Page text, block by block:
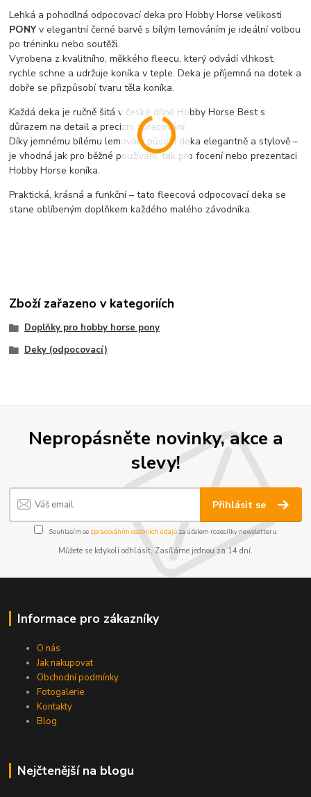
Lehká a pohodlná odpocovací deka pro Hobby Horse velikosti
PONYv elegantní černé barvě s bílým lemováním je ideální volbou
po tréninku nebo soutěži.
Vyrobena z kvalitního, měkkého fleecu, který odvádí vlhkost,
rychle schne a udržuje koníka v teple. Deka je příjemná na dotek a
dobře se přizpůsobí tvaru těla koníka.
Každá deka je ručně šitá v české dílně Hobby Horse Best s
důrazem na detail a precizní zpracování.
Díky jemnému bílému lemování působí deka elegantně a stylově –
je vhodná jak pro běžné používání, tak pro focení nebo prezentaci
Hobby Horse koníka.
Praktická, krásná a funkční – tato fleecová odpocovací deka se
stane oblíbeným doplňkem každého malého závodníka.
Zboží zařazeno v kategoriích
Doplňky pro hobby horse pony
Deky (odpocovací)
Nepropásněte novinky, akce a
slevy!
Přihlásit se
Souhlasím se zpracováním osobních údajůza účelem rozesílky newsletteru.
Můžete se kdykoli odhlásit. Zasíláme jednou za 14 dní.
Informace pro zákazníky
O nás
Jak nakupovat
Obchodní podmínky
Fotogalerie
Kontakty
Blog
Nejčtenější na blogu